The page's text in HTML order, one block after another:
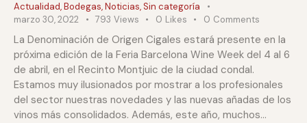
Actualidad,Bodegas,Noticias,Sin categoría
marzo 30, 2022
793 Views 0 Likes 0 Comments
La Denominación de Origen Cigales estará presente en la
próxima edición de la Feria Barcelona Wine Week del 4 al 6
de abril, en el Recinto Montjuic de la ciudad condal.
Estamos muy ilusionados por mostrar a los profesionales
del sector nuestras novedades y las nuevas añadas de los
vinos más consolidados. Además, este año, muchos…